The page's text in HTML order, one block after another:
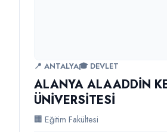
📍 ANTALYA🎓 DEVLET
ALANYA ALAADDİN
ÜNİVERSİTESİ
🏢 Eğitim Fakültesi